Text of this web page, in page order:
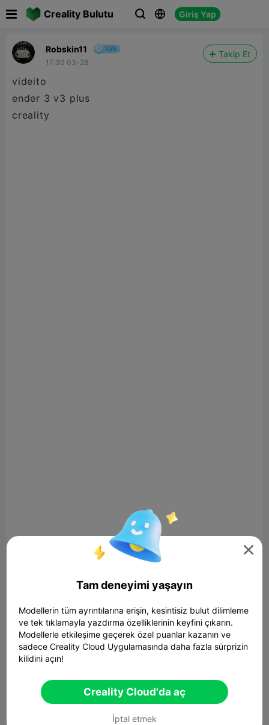
Creality Bulutu   Giriş Yap
Robskin11
17:30 03-28
Takip Et
videito
ender 3 v3 plus
creality

Tam deneyimi yaşayın
Modellerin tüm ayrıntılarına erişin, kesintisiz bulut dilimleme
ve tek tıklamayla yazdırma özelliklerinin keyfini çıkarın.
Modellerle etkileşime geçerek özel puanlar kazanın ve
sadece Creality Cloud Uygulamasında daha fazla sürprizin
kilidini açın!
Creality Cloud'da aç
İptal etmek